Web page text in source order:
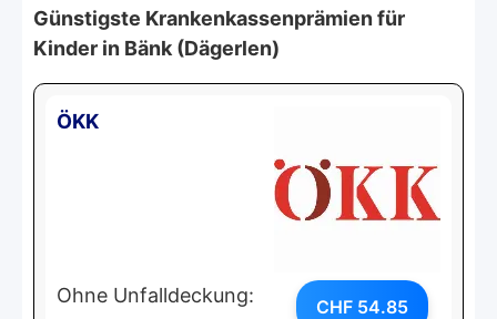
Günstigste Krankenkassenprämien für
Kinder in Bänk (Dägerlen)
ÖKK
Ohne Unfalldeckung: CHF 54.85